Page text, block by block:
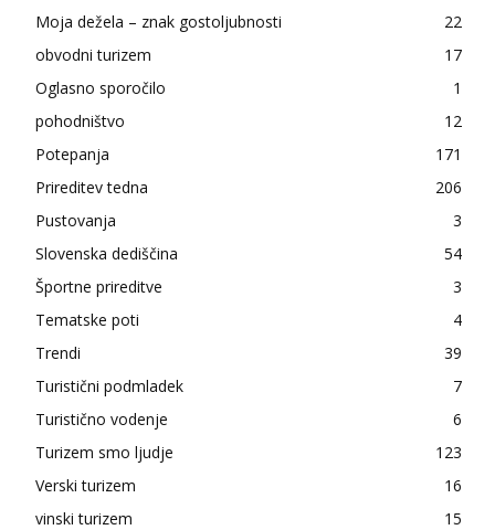
Moja dežela – znak gostoljubnosti
22
obvodni turizem
17
Oglasno sporočilo
1
pohodništvo
12
Potepanja
171
Prireditev tedna
206
Pustovanja
3
Slovenska dediščina
54
Športne prireditve
3
Tematske poti
4
Trendi
39
Turistični podmladek
7
Turistično vodenje
6
Turizem smo ljudje
123
Verski turizem
16
vinski turizem
15